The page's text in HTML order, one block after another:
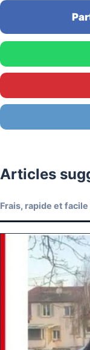
Articles
Frais, rapide et facile